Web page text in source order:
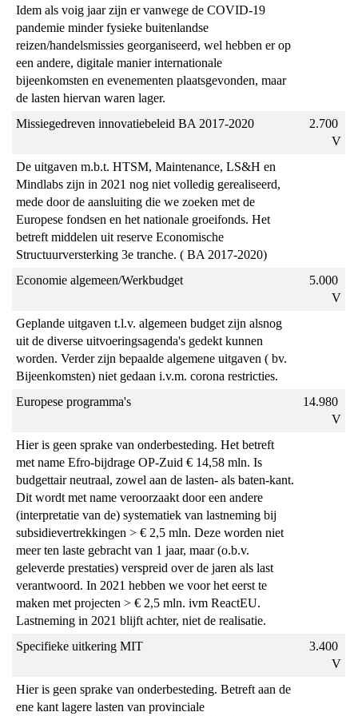
Idem als voig jaar zijn er vanwege de COVID-19
pandemie minder fysieke buitenlandse
reizen/handelsmissies georganiseerd, wel hebben er op
een andere, digitale manier internationale
bijeenkomsten en evenementen plaatsgevonden, maar
de lasten hiervan waren lager.
Missiegedreven innovatiebeleid BA 2017-2020
2.700
V
De uitgaven m.b.t. HTSM, Maintenance, LS&H en
Mindlabs zijn in 2021 nog niet volledig gerealiseerd,
mede door de aansluiting die we zoeken met de
Europese fondsen en het nationale groeifonds. Het
betreft middelen uit reserve Economische
Structuurversterking 3e tranche. ( BA 2017-2020)
Economie algemeen/Werkbudget
5.000
V
Geplande uitgaven t.l.v. algemeen budget zijn alsnog
uit de diverse uitvoeringsagenda's gedekt kunnen
worden. Verder zijn bepaalde algemene uitgaven ( bv.
Bijeenkomsten) niet gedaan i.v.m. corona restricties.
Europese programma's
14.980
V
Hier is geen sprake van onderbesteding. Het betreft
met name Efro-bijdrage OP-Zuid € 14,58 mln. Is
budgettair neutraal, zowel aan de lasten- als baten-kant.
Dit wordt met name veroorzaakt door een andere
(interpretatie van de) systematiek van lastneming bij
subsidievertrekkingen > € 2,5 mln. Deze worden niet
meer ten laste gebracht van 1 jaar, maar (o.b.v.
geleverde prestaties) verspreid over de jaren als last
verantwoord. In 2021 hebben we voor het eerst te
maken met projecten > € 2,5 mln. ivm ReactEU.
Lastneming in 2021 blijft achter, niet de realisatie.
Specifieke uitkering MIT
3.400
V
Hier is geen sprake van onderbesteding. Betreft aan de
ene kant lagere lasten van provinciale